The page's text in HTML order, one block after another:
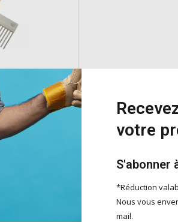
inox
en acier
en acier
efficacement
votre
S'abonner
*Réduction
Nous vous
mail.